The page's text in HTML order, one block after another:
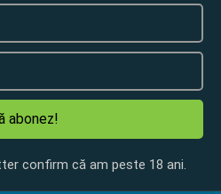
abonez!
confirm că am peste 18 ani.